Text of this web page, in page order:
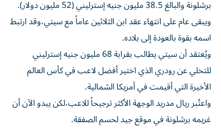
برشلونة والبالغ 38.5 مليون جنيه إسترليني (52 مليون دولار).
ويبقى عام على انتهاء عقد ابن الثلاثين عاماً مع سيتي،وقد ارتبط
اسمه بقوة بالعودة إلى بلاده.
ويُعتقد أن سيتي يطالب بقرابة 68 مليون جنيه إسترليني
للتخلي عن رودري الذي اختير أفضل لاعب في كأس العالم
الأخيرة التي أقيمت في أمريكا الشمالية.
واعتُبر ريال مدريد الوجهة الأكثر ترجيحاً للاعب،لكن يبدو الآن أن
غريمه برشلونة في موقع جيد لحسم الصفقة.